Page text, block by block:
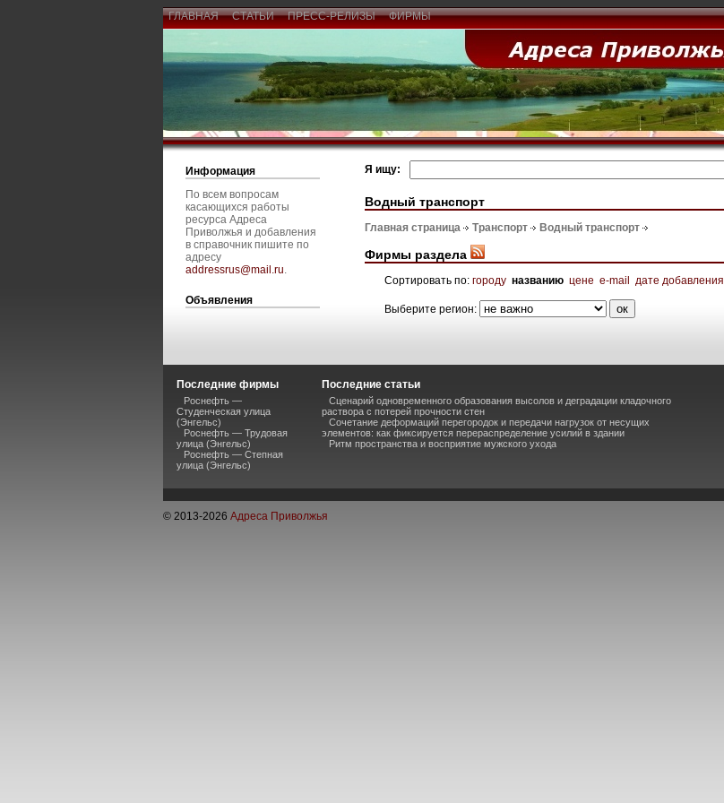
ГЛАВНАЯ СТАТЬИ ПРЕСС-РЕЛИЗЫ ФИРМЫ
Информация
По всем вопросам
касающихся работы
ресурса Адреса
Приволжья и добавления
в справочник пишите по
адресу
addressrus@mail.ru.
Объявления
Я ищу:
Водный транспорт
Главная страница Транспорт Водный транспорт
Фирмы раздела
Сортировать по: городу названию цене e-mail дате добавления
Выберите регион:
Последние фирмы
Роснефть —
Студенческая улица
(Энгельс)
Роснефть — Трудовая
улица (Энгельс)
Роснефть — Степная
улица (Энгельс)
Последние статьи
Сценарий одновременного образования высолов и деградации кладочного
раствора с потерей прочности стен
Сочетание деформаций перегородок и передачи нагрузок от несущих
элементов: как фиксируется перераспределение усилий в здании
Ритм пространства и восприятие мужского ухода
© 2013-2026 Адреса Приволжья